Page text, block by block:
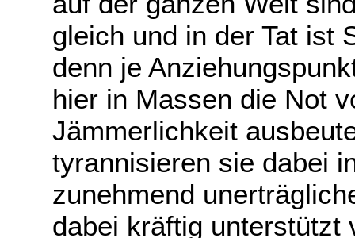
gleich und in der Tat ist
denn je
hier in Massen die Not
Jämmerlichkeit
tyrannisieren sie dabei
zunehmend
dabei kräftig unterstützt